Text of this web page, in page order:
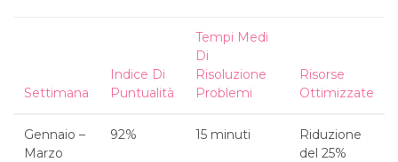
Settimana
Indice Di
Puntualità
Tempi Medi
Di
Risoluzione
Problemi
Risorse
Ottimizzate
Gennaio –
Marzo
92% 15 minuti
Riduzione
del 25%